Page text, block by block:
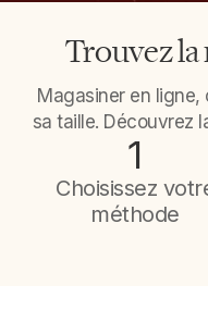
Trouvez
Magasiner en ligne,
sa taille. Découvrez
1
Choisissez
méthode